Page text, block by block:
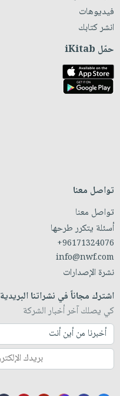
فيديوهات
انشر كتابك
حمّل iKitab
تواصل معنا
تواصل معنا
أسئلة يتكرر طرحها
+96171324076
info@nwf.com
نشرة الإصدارات
اشترك مجاناً في نشراتنا البريدية
كي يصلك آخر أخبار الشركة